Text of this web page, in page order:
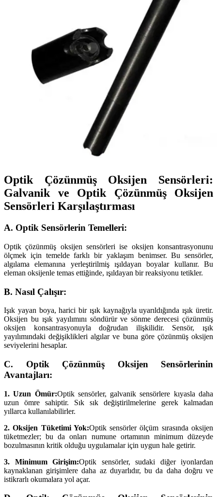
Optik Çözünmüş Oksijen Sensörleri:
Galvanik ve Optik Çözünmüş Oksijen
Sensörleri Karşılaştırması
A. Optik Sensörlerin Temelleri:
Optik çözünmüş oksijen sensörleri ise oksijen konsantrasyonunu
ölçmek için temelde farklı bir yaklaşım benimser. Bu sensörler,
algılama elemanına yerleştirilmiş ışıldayan boyalar kullanır. Bu
eleman oksijenle temas ettiğinde, ışıldayan bir reaksiyonu tetikler.
B. Nasıl Çalışır:
Işık yayan boya, harici bir ışık kaynağıyla uyarıldığında ışık üretir.
Oksijen bu ışık yayılımını söndürür ve sönme derecesi çözünmüş
oksijen konsantrasyonuyla doğrudan ilişkilidir. Sensör, ışık
yayılımındaki değişiklikleri algılar ve buna göre çözünmüş oksijen
seviyelerini hesaplar.
C. Optik Çözünmüş Oksijen Sensörlerinin
Avantajları:
1. Uzun Ömür:Optik sensörler, galvanik sensörlere kıyasla daha
uzun ömre sahiptir. Sık sık değiştirilmelerine gerek kalmadan
yıllarca kullanılabilirler.
2. Oksijen Tüketimi Yok:Optik sensörler ölçüm sırasında oksijen
tüketmezler; bu da onları numune ortamının minimum düzeyde
bozulmasının kritik olduğu uygulamalar için uygun hale getirir.
3. Minimum Girişim:Optik sensörler, sudaki diğer iyonlardan
kaynaklanan girişimlere daha az duyarlıdır, bu da daha doğru ve
istikrarlı okumalara yol açar.